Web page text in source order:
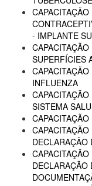
- IMPLANTE
SUPERFÍCIES
INFLUENZA
SISTEMA
DECLARAÇÃO